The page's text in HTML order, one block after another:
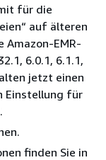
für die
auf älteren
Amazon-EMR-
6.0.1, 6.1.1,
jetzt einen
Einstellung für
finden Sie in